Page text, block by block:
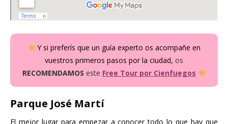
Y si preferís que un guía experto os acompañe en
vuestros primeros pasos por la ciudad, os
RECOMENDAMOS este Free Tour por Cienfuegos
Parque José Martí
El mejor lugar para empezar a conocer todo lo que hay que